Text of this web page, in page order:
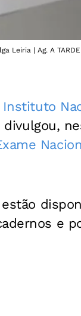
Leiria | Ag. A TARDE
Instituto
divulgou,
e